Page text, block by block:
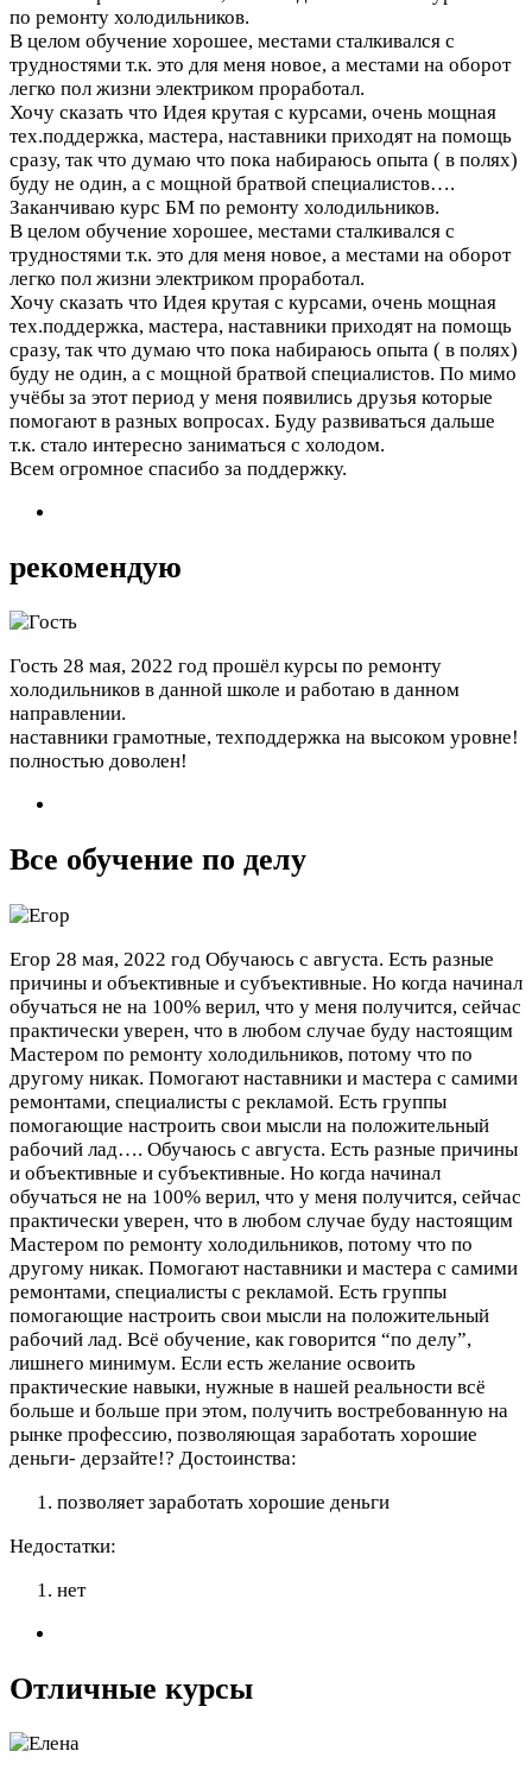
по ремонту холодильников.
В целом обучение хорошее, местами сталкивался с
трудностями т.к. это для меня новое, а местами на оборот
легко пол жизни электриком проработал.
Хочу сказать что Идея крутая с курсами, очень мощная
тех.поддержка, мастера, наставники приходят на помощь
сразу, так что думаю что пока набираюсь опыта ( в полях)
буду не один, а с мощной братвой специалистов….
Заканчиваю курс БМ по ремонту холодильников.
В целом обучение хорошее, местами сталкивался с
трудностями т.к. это для меня новое, а местами на оборот
легко пол жизни электриком проработал.
Хочу сказать что Идея крутая с курсами, очень мощная
тех.поддержка, мастера, наставники приходят на помощь
сразу, так что думаю что пока набираюсь опыта ( в полях)
буду не один, а с мощной братвой специалистов. По мимо
учёбы за этот период у меня появились друзья которые
помогают в разных вопросах. Буду развиваться дальше
т.к. стало интересно заниматься с холодом.
Всем огромное спасибо за поддержку.
рекомендую
Гость 28 мая, 2022 год прошёл курсы по ремонту
холодильников в данной школе и работаю в данном
направлении.
наставники грамотные, техподдержка на высоком уровне!
полностью доволен!
Все обучение по делу
Егор 28 мая, 2022 год Обучаюсь с августа. Есть разные
причины и объективные и субъективные. Но когда начинал
обучаться не на 100% верил, что у меня получится, сейчас
практически уверен, что в любом случае буду настоящим
Мастером по ремонту холодильников, потому что по
другому никак. Помогают наставники и мастера с самими
ремонтами, специалисты с рекламой. Есть группы
помогающие настроить свои мысли на положительный
рабочий лад…. Обучаюсь с августа. Есть разные причины
и объективные и субъективные. Но когда начинал
обучаться не на 100% верил, что у меня получится, сейчас
практически уверен, что в любом случае буду настоящим
Мастером по ремонту холодильников, потому что по
другому никак. Помогают наставники и мастера с самими
ремонтами, специалисты с рекламой. Есть группы
помогающие настроить свои мысли на положительный
рабочий лад. Всё обучение, как говорится “по делу”,
лишнего минимум. Если есть желание освоить
практические навыки, нужные в нашей реальности всё
больше и больше при этом, получить востребованную на
рынке профессию, позволяющая заработать хорошие
деньги- дерзайте!? Достоинства:
позволяет заработать хорошие деньги
Недостатки:
нет
Отличные курсы